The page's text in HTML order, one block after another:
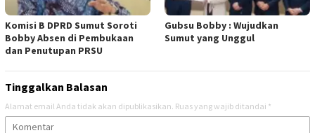
Komisi B DPRD Sumut Soroti
Bobby Absen di Pembukaan
dan Penutupan PRSU
Gubsu Bobby : Wujudkan
Sumut yang Unggul
Tinggalkan Balasan
Alamat email Anda tidak akan dipublikasikan. Ruas yang wajib ditandai *